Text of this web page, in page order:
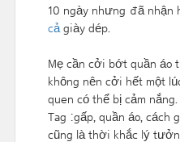
10 ngày nhưng đã nhận
cảgiày dép.
Mẹ cần cởi bớt quần
không nên cởi hết một
quen có thể bị cảm
Tag :gấp, quần áo, cách
cũng là thời khắc lý